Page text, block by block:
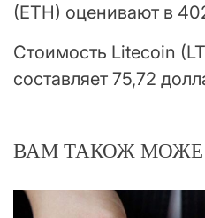
(ETH) оценивают в
Стоимость Litecoin
составляет 75,72
ВАМ ТАКОЖ